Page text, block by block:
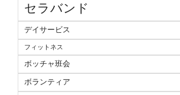
セラバンド
デイサービス
フィットネス
ボッチャ班会
ボランティア